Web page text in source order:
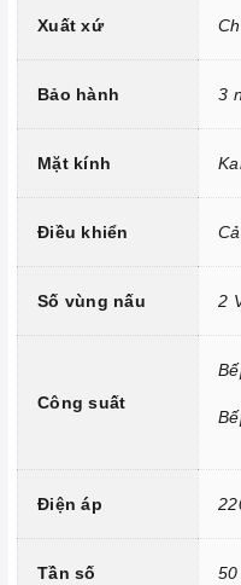
Công nghệ hiện đại
Bo mạch IGBT SIMENS
Đầu đốt EGO Made in
Trang bị 9 dải công suất
Công nghệ hiện đại
Tính năng vượt trội
Xuất xứ
Bảo hành 3
Mặt kính
Điều khiển
Số vùng nấu 2
Công suất
Điện áp
Tần số